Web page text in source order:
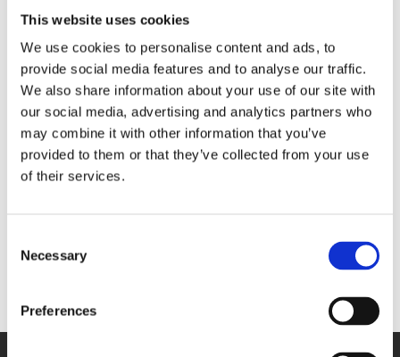
This website uses cookies
We use cookies to personalise content and ads, to
provide social media features and to analyse our traffic.
We also share information about your use of our site with
our social media, advertising and analytics partners who
may combine it with other information that you’ve
provided to them or that they’ve collected from your use
of their services.
Selection
Necessary
Preferences
MSX-ILOG-
3016-DIO40
- Sampling
rate: 200 kHz
- Resolution:
16 bits
Digital I/O
- 36 digital
inputs 24 V